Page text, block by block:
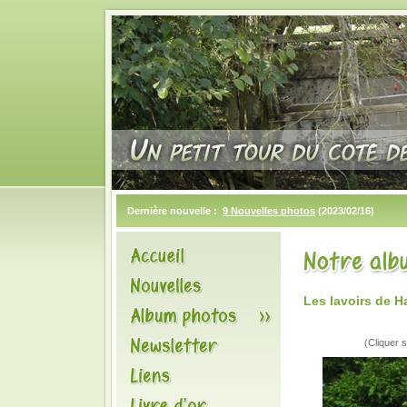
Dernière nouvelle : 9 Nouvelles photos (2023/02/16)
Les lavoirs de
(Cliquer